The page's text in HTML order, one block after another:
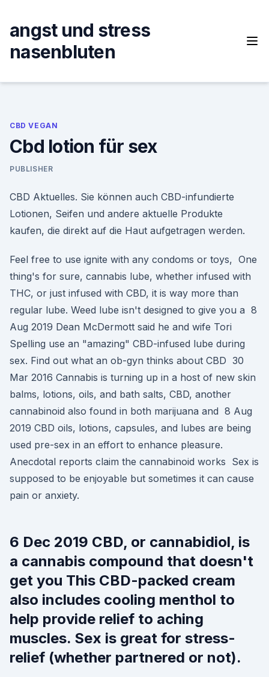
content
angst und stress
nasenbluten
CBD VEGAN
Cbd lotion für sex
PUBLISHER
CBD Aktuelles. Sie können auch CBD-infundierte
Lotionen, Seifen und andere aktuelle Produkte
kaufen, die direkt auf die Haut aufgetragen werden.
Feel free to use ignite with any condoms or toys, One
thing's for sure, cannabis lube, whether infused with
THC, or just infused with CBD, it is way more than
regular lube. Weed lube isn't designed to give you a 8
Aug 2019 Dean McDermott said he and wife Tori
Spelling use an "amazing" CBD-infused lube during
sex. Find out what an ob-gyn thinks about CBD 30
Mar 2016 Cannabis is turning up in a host of new skin
balms, lotions, oils, and bath salts, CBD, another
cannabinoid also found in both marijuana and 8 Aug
2019 CBD oils, lotions, capsules, and lubes are being
used pre-sex in an effort to enhance pleasure.
Anecdotal reports claim the cannabinoid works Sex is
supposed to be enjoyable but sometimes it can cause
pain or anxiety.
6 Dec 2019 CBD, or cannabidiol, is
a cannabis compound that doesn't
get you This CBD-packed cream
also includes cooling menthol to
help provide relief to aching
muscles. Sex is great for stress-
relief (whether partnered or not).